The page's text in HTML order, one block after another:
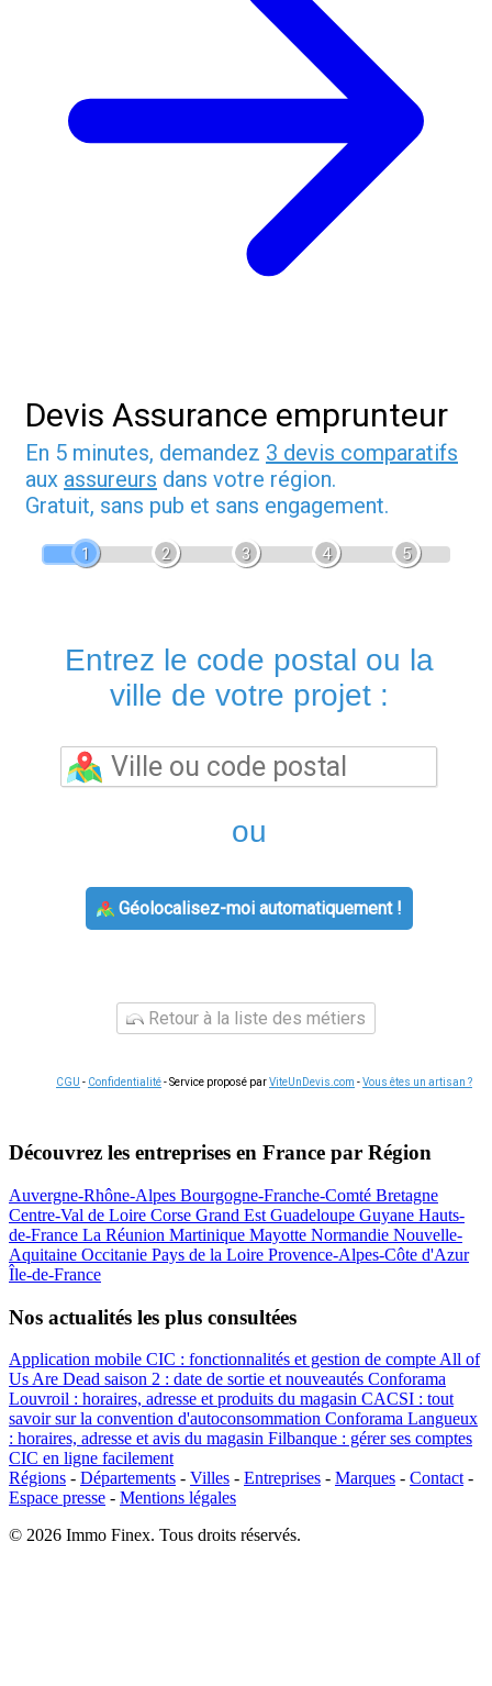
Devis Assurance emprunteur
En 5 minutes, demandez 3 devis comparatifs
aux assureurs dans votre région.
Gratuit, sans pub et sans engagement.
1 2 3 4 5
Entrez le code postal ou la
ville de votre projet :
ou
Géolocalisez-moi automatiquement !
Retour à la liste des métiers
CGU - Confidentialité- Service proposé parViteUnDevis.com -Vous êtes un artisan ?
Découvrez les entreprises en France par Région
Auvergne-Rhône-Alpes Bourgogne-Franche-Comté Bretagne
Centre-Val de Loire Corse Grand Est Guadeloupe Guyane Hauts-
de-France La Réunion Martinique Mayotte Normandie Nouvelle-
Aquitaine Occitanie Pays de la Loire Provence-Alpes-Côte d'Azur
Île-de-France
Nos actualités les plus consultées
Application mobile CIC : fonctionnalités et gestion de compte All of
Us Are Dead saison 2 : date de sortie et nouveautés Conforama
Louvroil : horaires, adresse et produits du magasin CACSI : tout
savoir sur la convention d'autoconsommation Conforama Langueux
: horaires, adresse et avis du magasin Filbanque : gérer ses comptes
CIC en ligne facilement
Régions - Départements - Villes - Entreprises - Marques - Contact -
Espace presse - Mentions légales
© 2026 Immo Finex. Tous droits réservés.